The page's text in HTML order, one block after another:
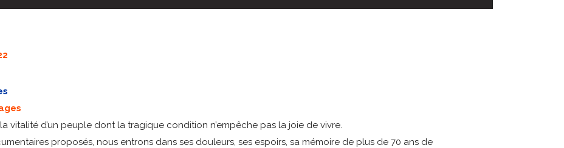
vitalité d’un peuple dont la tragique condition n’empêche pas la joie de vivre.
proposés, nous entrons dans ses douleurs, ses espoirs, sa mémoire de plus de 70 ans de